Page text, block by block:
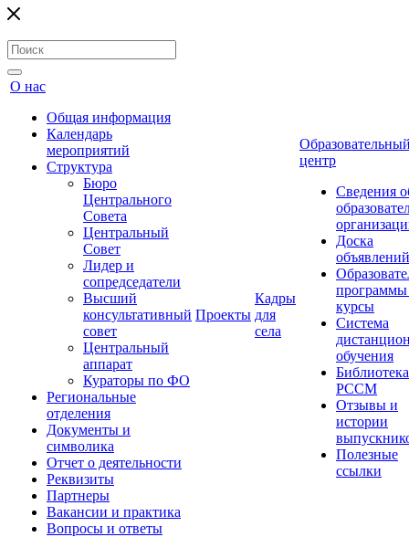
О нас
Общая информация
Календарь
мероприятий
Структура
Бюро
Центрального
Совета
Центральный
Совет
Лидер и
сопредседатели
Высший
консультативный
совет
Центральный
аппарат
Кураторы по ФО
Региональные
отделения
Документы и
символика
Отчет о деятельности
Реквизиты
Партнеры
Вакансии и практика
Вопросы и ответы
Проекты
Кадры
для
села
центр
Сведения
Доска
объявлений
курсы
Система
обучения
Библиотека
РССМ
Отзывы и
истории
Полезные
ссылки